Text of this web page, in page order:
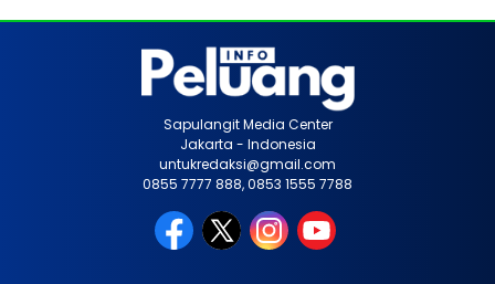
Sapulangit Media Center
Jakarta - Indonesia
untukredaksi@gmail.com
0855 7777 888, 0853 1555 7788